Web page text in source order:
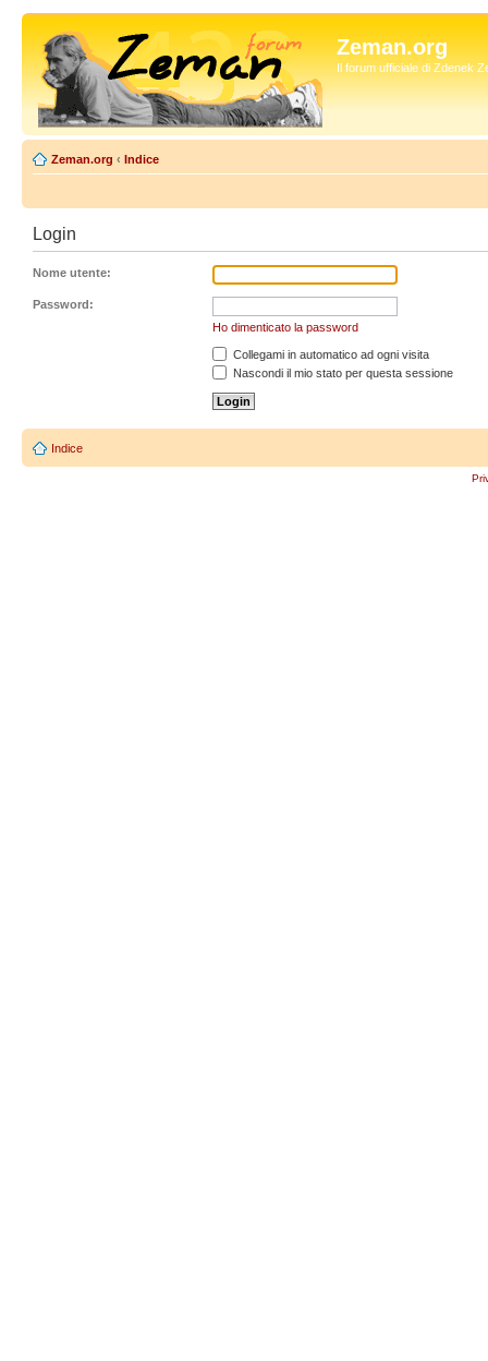
Zeman.org
Il forum ufficiale di Zdenek
Zeman.org ‹ Indice
Login
Nome utente:
Password:
Ho dimenticato la password
Collegami in automatico ad ogni visita
Nascondi il mio stato per questa sessione
Indice